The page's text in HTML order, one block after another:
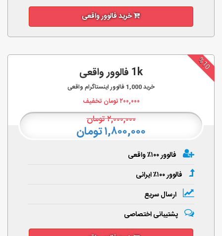
خرید فالوور واقعی
%10
1k فالوور واقعی
خرید1,000 فالوور اینستاگرام واقعی
۲۰۰,۰۰۰تومان تخفیف
۲,۰۰۰,۰۰۰تومان
۱,۸۰۰,۰۰۰ تومان
فالوور ۱۰۰٪ واقعی
فالوور ۱۰۰٪ ایرانی
ارسال سریع
پشتیبانی اختصاصی